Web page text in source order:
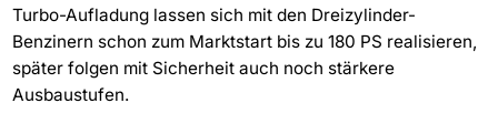
Turbo-Aufladung lassen sich mit den Dreizylinder-
Benzinern schon zum Marktstart bis zu 180 PS realisieren,
später folgen mit Sicherheit auch noch stärkere
Ausbaustufen.